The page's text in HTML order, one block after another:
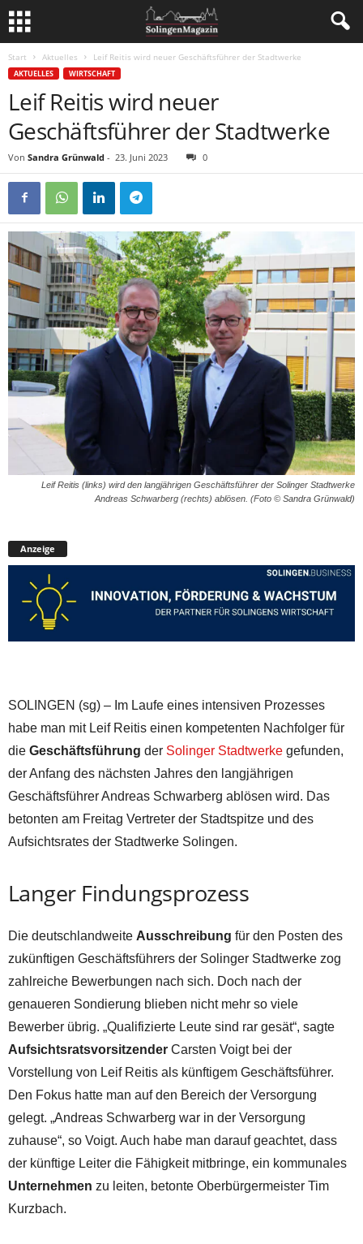
Start Aktuelles Leif Reitis wird neuer Geschäftsführer der Stadtwerke
AKTUELLES WIRTSCHAFT
Leif Reitis wird neuer
Geschäftsführer der Stadtwerke
Von Sandra Grünwald - 23. Juni 2023 0
Leif Reitis (links) wird den langjährigen Geschäftsführer der Solinger Stadtwerke
Andreas Schwarberg (rechts) ablösen. (Foto © Sandra Grünwald)
Anzeige
SOLINGEN (sg) – Im Laufe eines intensiven Prozesses
habe man mit Leif Reitis einen kompetenten Nachfolger für
die Geschäftsführung der Solinger Stadtwerke gefunden,
der Anfang des nächsten Jahres den langjährigen
Geschäftsführer Andreas Schwarberg ablösen wird. Das
betonten am Freitag Vertreter der Stadtspitze und des
Aufsichtsrates der Stadtwerke Solingen.
Langer Findungsprozess
Die deutschlandweite Ausschreibung für den Posten des
zukünftigen Geschäftsführers der Solinger Stadtwerke zog
zahlreiche Bewerbungen nach sich. Doch nach der
genaueren Sondierung blieben nicht mehr so viele
Bewerber übrig. „Qualifizierte Leute sind rar gesät“, sagte
Aufsichtsratsvorsitzender Carsten Voigt bei der
Vorstellung von Leif Reitis als künftigem Geschäftsführer.
Den Fokus hatte man auf den Bereich der Versorgung
gelegt. „Andreas Schwarberg war in der Versorgung
zuhause“, so Voigt. Auch habe man darauf geachtet, dass
der künftige Leiter die Fähigkeit mitbringe, ein kommunales
Unternehmen zu leiten, betonte Oberbürgermeister Tim
Kurzbach.